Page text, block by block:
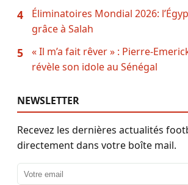
4
Éliminatoires Mondial 2026:
grâce à Salah
5
« Il m’a fait rêver » : Pierre-
révèle son idole au Sénégal
NEWSLETTER
Recevez les dernières actualités
directement dans votre boîte mail.
Adresse email